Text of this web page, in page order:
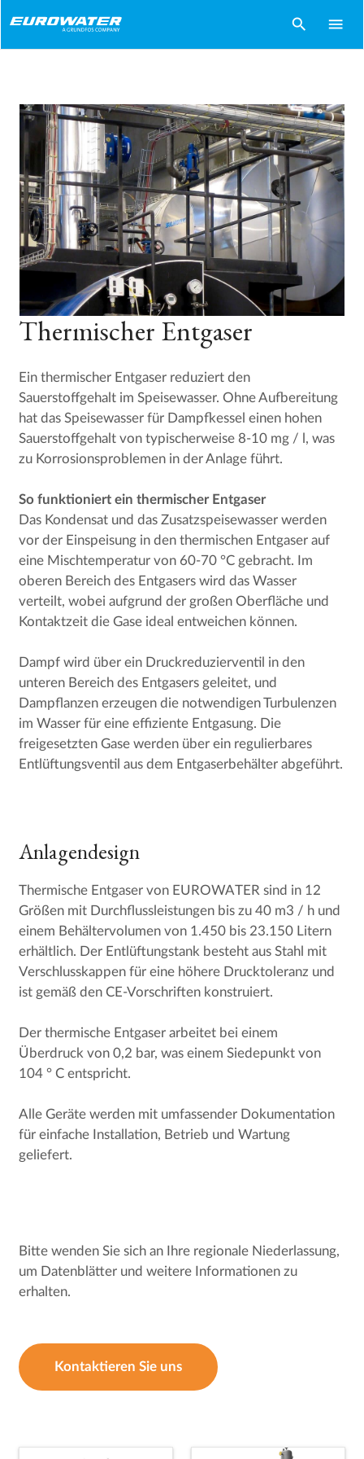
search menu
Thermischer Entgaser
Ein thermischer Entgaser reduziert den
Sauerstoffgehalt im Speisewasser. Ohne Aufbereitung
hat das Speisewasser für Dampfkessel einen hohen
Sauerstoffgehalt von typischerweise 8-10 mg / l, was
zu Korrosionsproblemen in der Anlage führt.
So funktioniert ein thermischer Entgaser
Das Kondensat und das Zusatzspeisewasser werden
vor der Einspeisung in den thermischen Entgaser auf
eine Mischtemperatur von 60-70 °C gebracht. Im
oberen Bereich des Entgasers wird das Wasser
verteilt, wobei aufgrund der großen Oberfläche und
Kontaktzeit die Gase ideal entweichen können.
Dampf wird über ein Druckreduzierventil in den
unteren Bereich des Entgasers geleitet, und
Dampflanzen erzeugen die notwendigen Turbulenzen
im Wasser für eine effiziente Entgasung. Die
freigesetzten Gase werden über ein regulierbares
Entlüftungsventil aus dem Entgaserbehälter abgeführt.
Anlagendesign
Thermische Entgaser von EUROWATER sind in 12
Größen mit Durchflussleistungen bis zu 40 m3 / h und
einem Behältervolumen von 1.450 bis 23.150 Litern
erhältlich. Der Entlüftungstank besteht aus Stahl mit
Verschlusskappen für eine höhere Drucktoleranz und
ist gemäß den CE-Vorschriften konstruiert.
Der thermische Entgaser arbeitet bei einem
Überdruck von 0,2 bar, was einem Siedepunkt von
104 ° C entspricht.
Alle Geräte werden mit umfassender Dokumentation
für einfache Installation, Betrieb und Wartung
geliefert.
Bitte wenden Sie sich an Ihre regionale Niederlassung,
um Datenblätter und weitere Informationen zu
erhalten.
Kontaktieren Sie uns